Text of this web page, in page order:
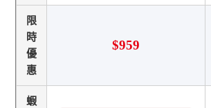
限
時
優
惠
$959
蝦